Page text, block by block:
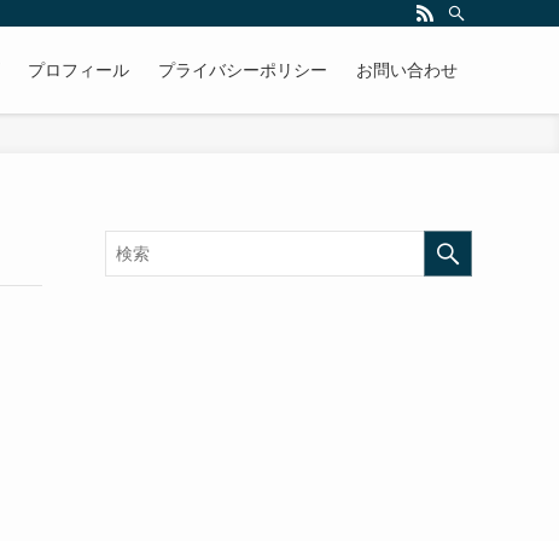
プロフィール プライバシーポリシー お問い合わせ